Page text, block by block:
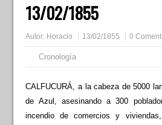
13/02/1855
Autor: Horacio 13/02/1855 0
Cronología
CALFUCURÁ, a la cabeza de 5000
de Azul, asesinando a 300
incendio de comercios y